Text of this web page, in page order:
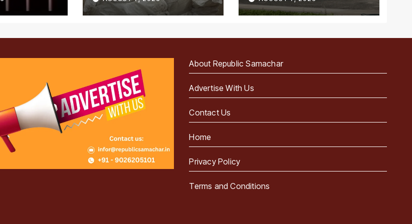
पहला राज्य
About Republic Samachar
Advertise With Us
Contact Us
Home
Privacy Policy
Terms and Conditions